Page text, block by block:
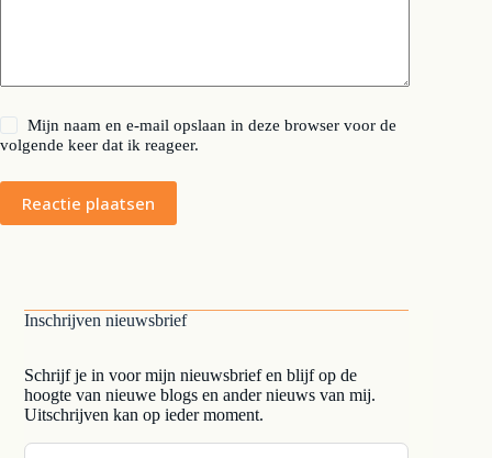
Mijn naam en e-mail opslaan in deze browser voor de
volgende keer dat ik reageer.
Reactie plaatsen
Inschrijven nieuwsbrief
Schrijf je in voor mijn nieuwsbrief en blijf op de
hoogte van nieuwe blogs en ander nieuws van mij.
Uitschrijven kan op ieder moment.